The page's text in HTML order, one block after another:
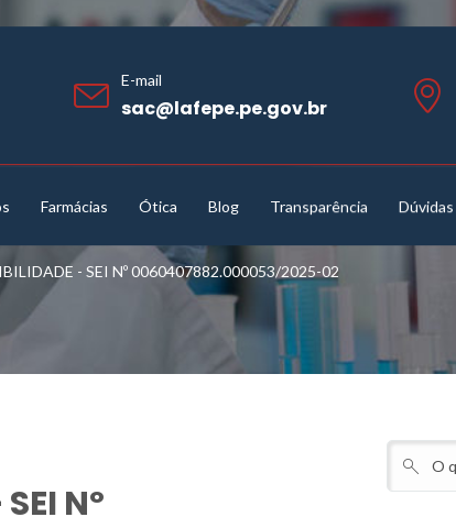
E-mail
sac@lafepe.pe.gov.br
Farmácias Ótica Blog Transparência Dúvidas
- SEI Nº 0060407882.000053/2025-02
Nº